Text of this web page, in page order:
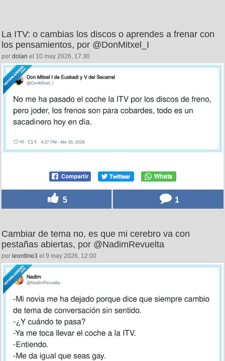
La ITV: o cambias los discos o aprendes a frenar con
los pensamientos, por @DonMitxel_I
por dolan el 10 may 2026, 17:30
5 1
Cambiar de tema no, es que mi cerebro va con
pestañas abiertas, por @NadimRevuelta
por leontine3 el 9 may 2026, 12:00